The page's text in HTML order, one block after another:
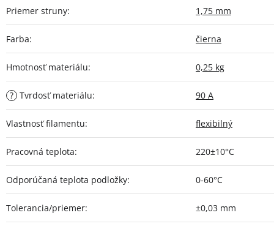
Priemer struny: 1,75 mm
Farba: čierna
Hmotnosť materiálu: 0,25 kg
? Tvrdosť materiálu: 90 A
Vlastnosť filamentu: flexibilný
Pracovná teplota: 220±10°C
Odporúčaná teplota podložky: 0-60°C
Tolerancia/priemer: ±0,03 mm